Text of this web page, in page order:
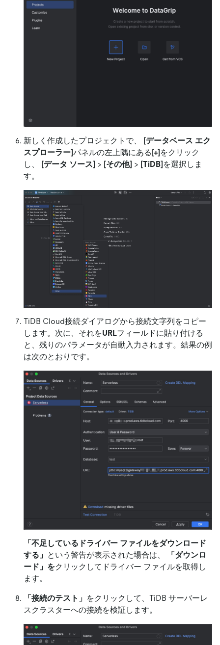
新しく作成したプロジェクトで、 [データベース エク
スプローラー]パネルの左上隅にある[+]をクリック
し、 [データ ソース] > [その他] > [TiDB]を選択しま
す。
TiDB Cloud接続ダイアログから接続文字列をコピー
します。次に、それをURLフィールドに貼り付ける
と、残りのパラメータが自動入力されます。結果の例
は次のとおりです。
「不足しているドライバー ファイルをダウンロード
する」 という警告が表示された場合は、
「ダウンロ
ード」をクリックしてドライバー ファイルを取得し
ます。
「接続のテスト」 をクリックして、TiDB サーバーレ
スクラスターへの接続を検証します。